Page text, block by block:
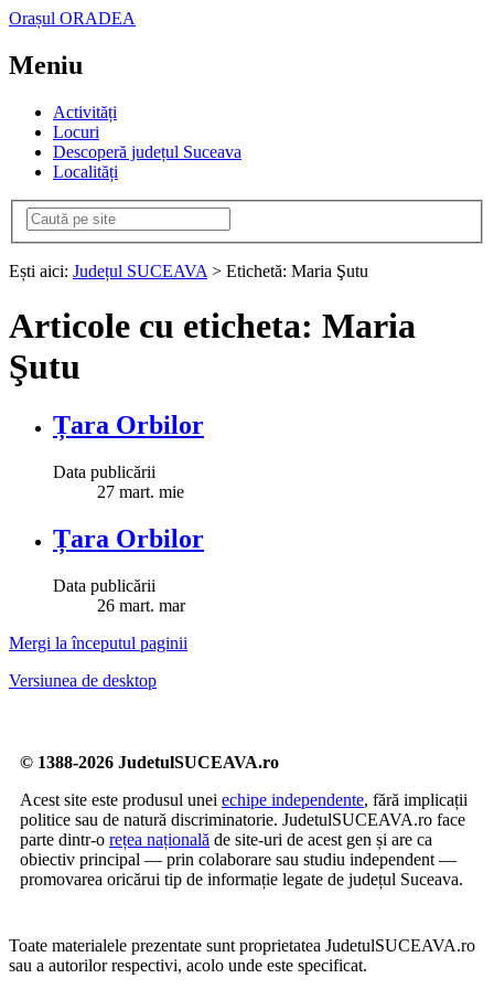
Orașul ORADEA
Meniu
Activități
Locuri
Descoperă județul Suceava
Localități
Ești aici: Județul SUCEAVA> Etichetă: Maria Şutu
Articole cu eticheta: Maria
Şutu
Țara Orbilor
Data publicării
27 mart. mie
Țara Orbilor
Data publicării
26 mart. mar
Mergi la începutul paginii
Versiunea de desktop
© 1388-2026 JudetulSUCEAVA.ro
Acest site este produsul unei echipe independente, fără implicații
politice sau de natură discriminatorie. JudetulSUCEAVA.ro face
parte dintr-o rețea națională de site-uri de acest gen și are ca
obiectiv principal — prin colaborare sau studiu independent —
promovarea oricărui tip de informație legate de județul Suceava.
Toate materialele prezentate sunt proprietatea JudetulSUCEAVA.ro
sau a autorilor respectivi, acolo unde este specificat.